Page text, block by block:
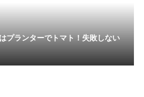
プランターでトマト！失敗しない